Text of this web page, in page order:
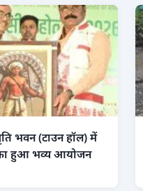
भवन (टाउन हॉल) में
हुआ भव्य आयोजन